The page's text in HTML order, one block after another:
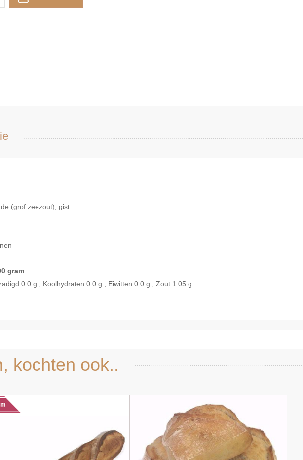
(grof zeezout), gist
gram
0.0 g., Koolhydraten 0.0 g., Eiwitten 0.0 g., Zout 1.05 g.
kochten ook..
Snel bekijken Snel bekijken